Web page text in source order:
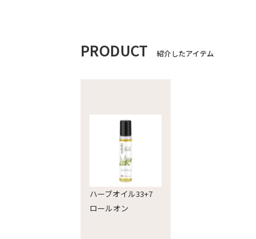
PRODUCT 紹介したアイテム
ハーブオイル33+7
ロールオン